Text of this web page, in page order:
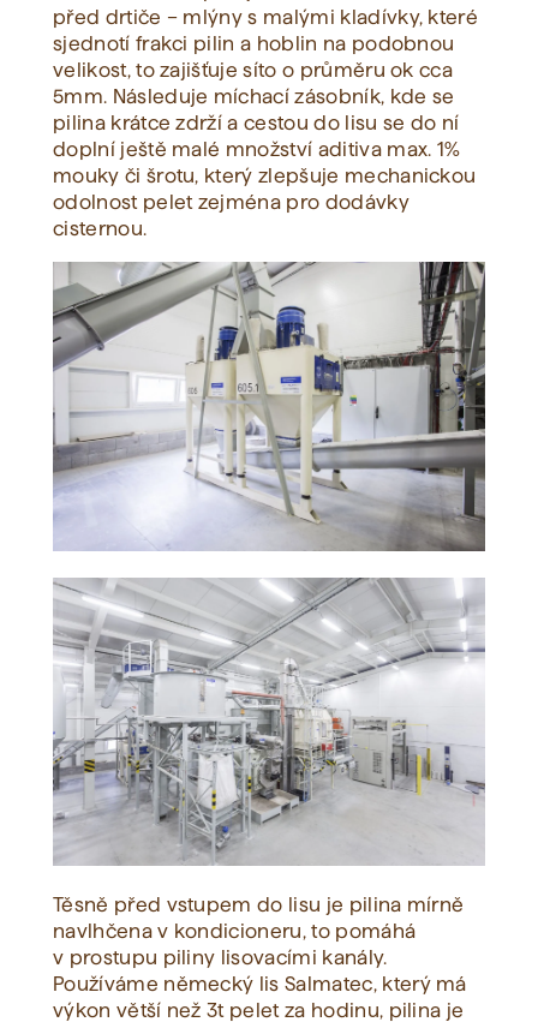
před drtiče – mlýny s malými kladívky, které
sjednotí frakci pilin a hoblin na podobnou
velikost, to zajišťuje síto o průměru ok cca
5mm. Následuje míchací zásobník, kde se
pilina krátce zdrží a cestou do lisu se do ní
doplní ještě malé množství aditiva max. 1%
mouky či šrotu, který zlepšuje mechanickou
odolnost pelet zejména pro dodávky
cisternou.
Těsně před vstupem do lisu je pilina mírně
navlhčena v kondicioneru, to pomáhá
v prostupu piliny lisovacími kanály.
Používáme německý lis Salmatec, který má
výkon větší než 3t pelet za hodinu, pilina je